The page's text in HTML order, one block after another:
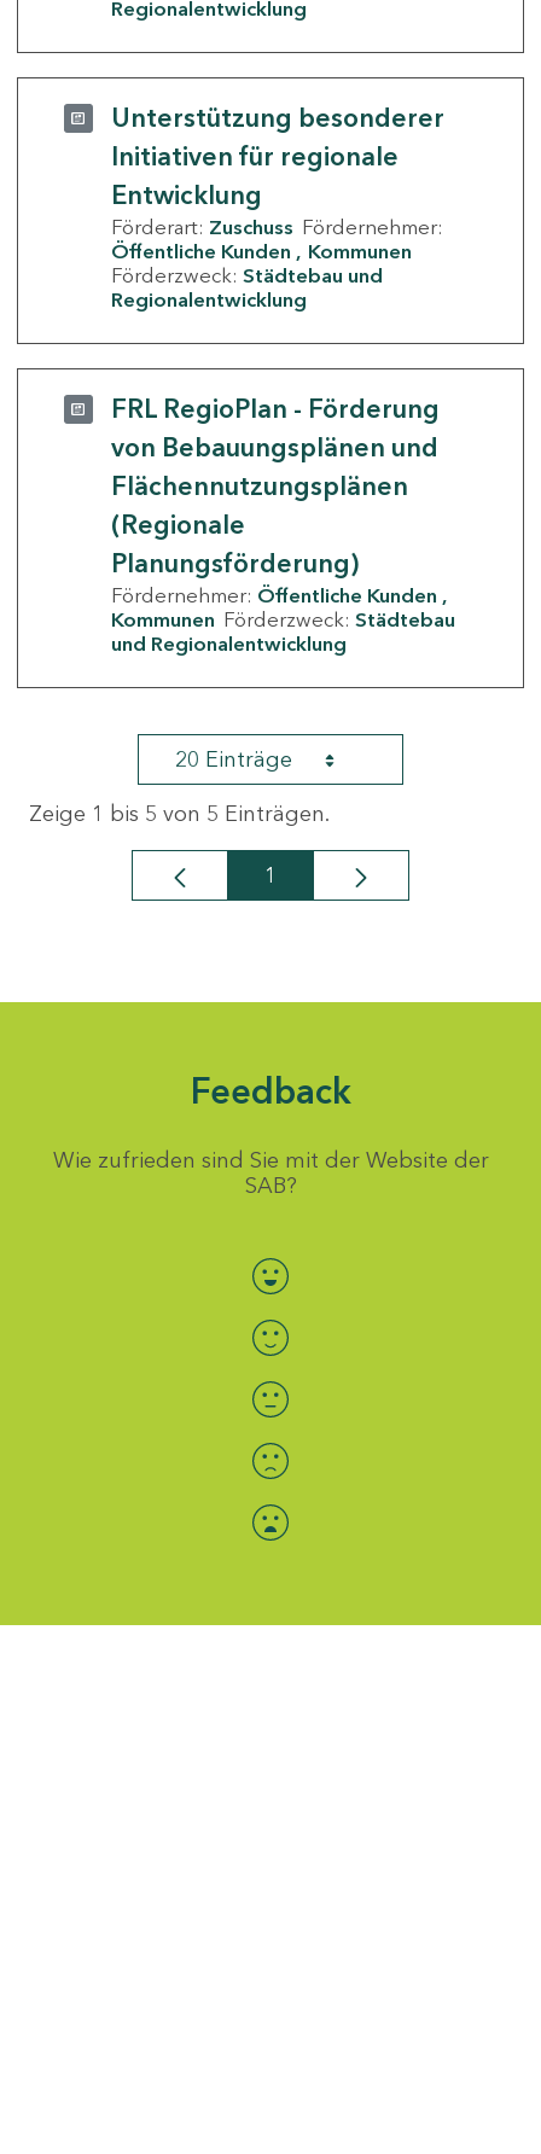
Regionalentwicklung
Unterstützung besonderer
Initiativen für regionale
Entwicklung
Förderart: Zuschuss Fördernehmer:
Öffentliche Kunden
Kommunen
Förderzweck: Städtebau und
Regionalentwicklung
FRL RegioPlan - Förderung
von Bebauungsplänen und
Flächennutzungsplänen
(Regionale
Planungsförderung)
Fördernehmer: Öffentliche Kunden
Kommunen Förderzweck: Städtebau
und Regionalentwicklung
20 Einträge
Zeige 1 bis 5 von 5 Einträgen.
Seite
1
Feedback
Wie zufrieden sind Sie mit der Website der
SAB?
Bewertung auswählen